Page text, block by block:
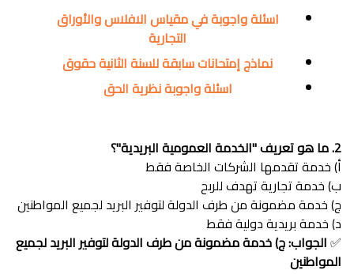
اسئلة واجوبة في مقياس الافلاس والأوراق
التجارية
نماذج إمتحانات سابقة للسنة الثانية حقوق
اسئلة واجوبة نظرية الحق
2. ما هو تعريف "الخدمة العمومية البريدية"؟
أ) خدمة تقدمها الشركات الخاصة فقط
ب) خدمة تجارية تهدف للربح
ج) خدمة مضمونة من طرف الدولة لتوفير البريد لجميع المواطنين
د) خدمة بريدية دولية فقط
✅الجواب: ج) خدمة مضمونة من طرف الدولة لتوفير البريد لجميع
المواطنين